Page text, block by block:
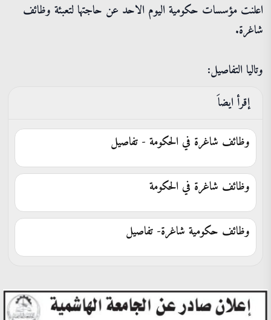
اعلنت مؤسسات حكومية اليوم الاحد عن حاجتها لتعبئة وظائف
شاغرة.
وتاليا التفاصيل:
إقرأ ايضاَ
وظائف شاغرة في الحكومة - تفاصيل
وظائف شاغرة في الحكومة
وظائف حكومية شاغرة- تفاصيل